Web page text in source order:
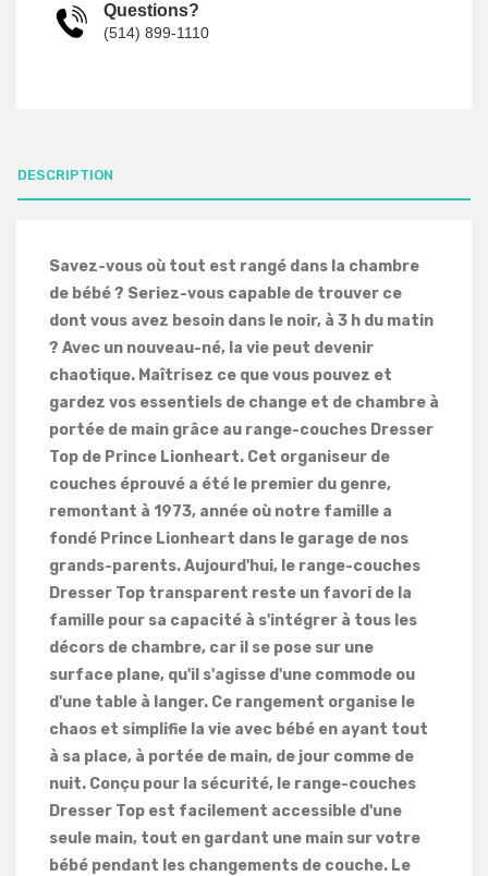
Questions?
(514) 899-1110
DESCRIPTION
Savez-vous où tout est rangé dans la chambre
de bébé ? Seriez-vous capable de trouver ce
dont vous avez besoin dans le noir, à 3 h du matin
? Avec un nouveau-né, la vie peut devenir
chaotique. Maîtrisez ce que vous pouvez et
gardez vos essentiels de change et de chambre à
portée de main grâce au range-couches Dresser
Top de Prince Lionheart. Cet organiseur de
couches éprouvé a été le premier du genre,
remontant à 1973, année où notre famille a
fondé Prince Lionheart dans le garage de nos
grands-parents. Aujourd'hui, le range-couches
Dresser Top transparent reste un favori de la
famille pour sa capacité à s'intégrer à tous les
décors de chambre, car il se pose sur une
surface plane, qu'il s'agisse d'une commode ou
d'une table à langer. Ce rangement organise le
chaos et simplifie la vie avec bébé en ayant tout
à sa place, à portée de main, de jour comme de
nuit. Conçu pour la sécurité, le range-couches
Dresser Top est facilement accessible d'une
seule main, tout en gardant une main sur votre
bébé pendant les changements de couche. Le